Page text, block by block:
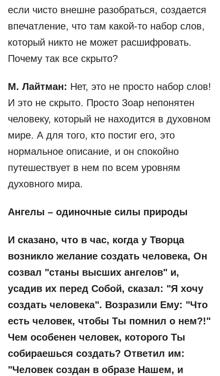
если чисто внешне разобраться, создается
впечатление, что там какой-то набор слов,
который никто не может расшифровать.
Почему так все скрыто?
М. Лайтман: Нет, это не просто набор слов!
И это не скрыто. Просто Зоар непонятен
человеку, который не находится в духовном
мире. А для того, кто постиг его, это
нормальное описание, и он спокойно
путешествует в нем по всем уровням
духовного мира.
Ангелы – одиночные силы природы
И сказано, что в час, когда у Творца
возникло желание создать человека, Он
созвал "станы высших ангелов" и,
усадив их перед Собой, сказал: "Я хочу
создать человека". Возразили Ему: "Что
есть человек, чтобы Ты помнил о нем?!"
Чем особенен человек, которого Ты
собираешься создать? Ответил им:
"Человек создан в образе Нашем, и